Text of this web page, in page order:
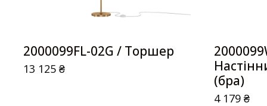
2000099FL-02G / Торшер
13 125₴
(бра)
4 179₴